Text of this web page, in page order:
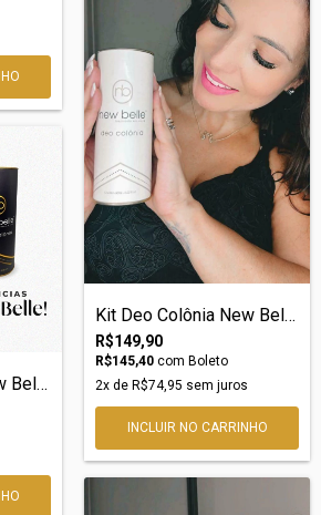
Kit Deo Colônia New Belle nº16 Azzaro
Kit Deo Colônia New Belle nº61 – Inspira...
R$149,90
R$145,40 com Boleto
2x de R$74,95 sem juros